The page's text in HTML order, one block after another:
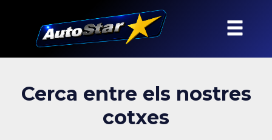
Cerca entre els nostres
cotxes